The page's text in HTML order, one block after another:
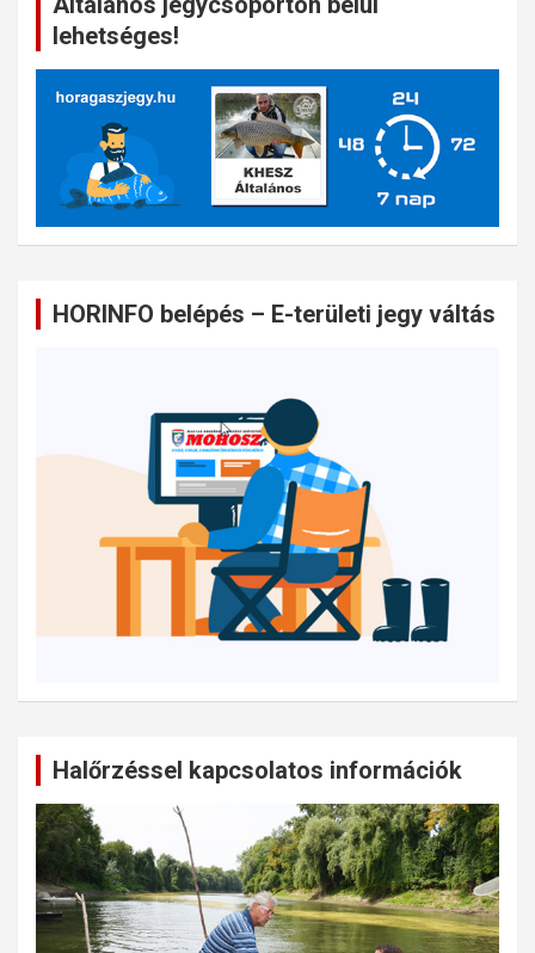
lehetséges!
HORINFO belépés – E-területi jegy váltás
Halőrzéssel kapcsolatos információk